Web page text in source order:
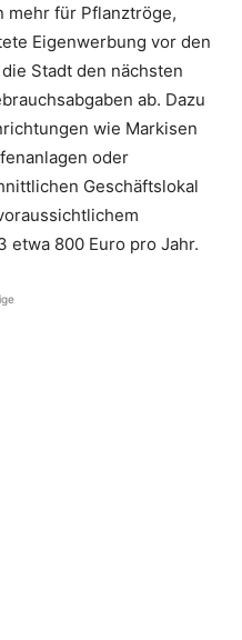
mehr für Pflanztröge,
Eigenwerbung vor den
Stadt den nächsten
ab. Dazu
wie Markisen
oder
Geschäftslokal
etwa 800 Euro pro Jahr.